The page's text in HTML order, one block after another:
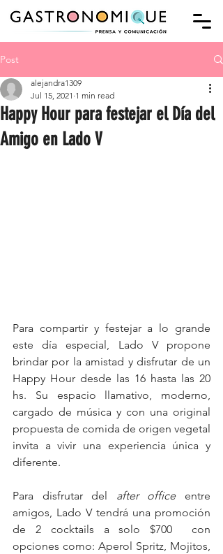
Post
Happy Hour para festejar el Día del
Amigo en Lado V
alejandra1309
Jul 15, 2021 1 min read
Para compartir y festejar a lo grande
este día especial, Lado V propone
brindar por la amistad y disfrutar de un
Happy Hour desde las 16 hasta las 20
hs. Su espacio llamativo, moderno,
cargado de música y con una original
propuesta de comida de origen vegetal
invita a vivir una experiencia única y
diferente.
Para disfrutar del after office entre
amigos, Lado V tendrá una promoción
de 2 cocktails a solo $700  con
opciones como: Aperol Spritz, Mojitos,